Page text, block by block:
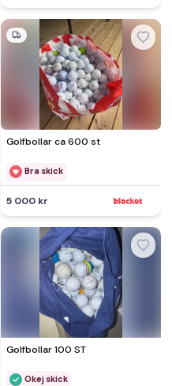
Golfbollar ca 600 st
Bra skick
5 000 kr
Golfbollar 100 ST
Okej skick